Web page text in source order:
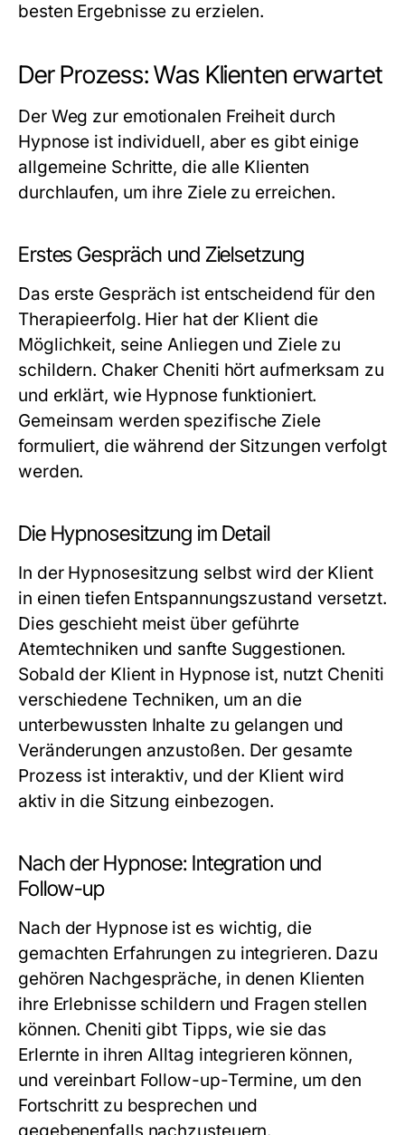
besten Ergebnisse zu erzielen.
Der Prozess: Was Klienten erwartet
Der Weg zur emotionalen Freiheit durch
Hypnose ist individuell, aber es gibt einige
allgemeine Schritte, die alle Klienten
durchlaufen, um ihre Ziele zu erreichen.
Erstes Gespräch und Zielsetzung
Das erste Gespräch ist entscheidend für den
Therapieerfolg. Hier hat der Klient die
Möglichkeit, seine Anliegen und Ziele zu
schildern. Chaker Cheniti hört aufmerksam zu
und erklärt, wie Hypnose funktioniert.
Gemeinsam werden spezifische Ziele
formuliert, die während der Sitzungen verfolgt
werden.
Die Hypnosesitzung im Detail
In der Hypnosesitzung selbst wird der Klient
in einen tiefen Entspannungszustand versetzt.
Dies geschieht meist über geführte
Atemtechniken und sanfte Suggestionen.
Sobald der Klient in Hypnose ist, nutzt Cheniti
verschiedene Techniken, um an die
unterbewussten Inhalte zu gelangen und
Veränderungen anzustoßen. Der gesamte
Prozess ist interaktiv, und der Klient wird
aktiv in die Sitzung einbezogen.
Nach der Hypnose: Integration und
Follow-up
Nach der Hypnose ist es wichtig, die
gemachten Erfahrungen zu integrieren. Dazu
gehören Nachgespräche, in denen Klienten
ihre Erlebnisse schildern und Fragen stellen
können. Cheniti gibt Tipps, wie sie das
Erlernte in ihren Alltag integrieren können,
und vereinbart Follow-up-Termine, um den
Fortschritt zu besprechen und